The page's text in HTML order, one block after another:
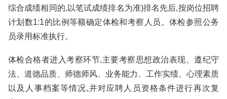
综合成绩相同的,以笔试成绩排名为准)排名先后,按岗位招聘
计划数1:1的比例等额确定体检和考察人员。体检参照公务
员录用标准执行。
体检合格者进入考察环节,主要考察思想政治表现、遵纪守
法、道德品质、师德师风、业务能力、工作实绩、心理素质
以及人事档案等情况,并对应聘人员资格条件进行再次复